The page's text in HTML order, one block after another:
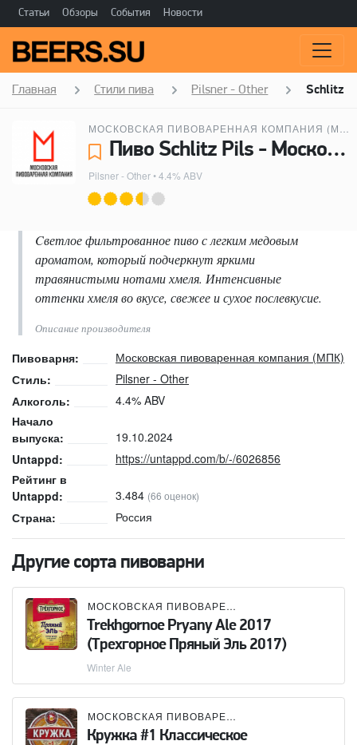
Статьи Обзоры События Новости
Главная Стили пива Pilsner - Other Schlitz
Пиво Schlitz Pils - Московская пивоваренная компания (МПК)
Pilsner - Other• 4.4% ABV
Cветлое фильтрованное пиво с легким медовым
ароматом, который подчеркнут яркими
травянистыми нотами хмеля. Интенсивные
оттенки хмеля во вкусе, свежее и сухое послевкусие.
Описание производителя
Пивоварня:
Московская пивоваренная компания (МПК)
Стиль:
Pilsner - Other
Алкоголь:
4.4% ABV
Начало
выпуска:
19.10.2024
Untappd:
https://untappd.com/b/-/6026856
Рейтинг в
Untappd:
3.484 (66 оценок)
Страна: Россия
Другие сорта пивоварни
МОСКОВСКАЯ ПИВОВАРЕННАЯ КОМПАНИЯ (МПК)
Trekhgornoe Pryany Ale 2017
(Трехгорное Пряный Эль 2017)
Winter Ale
МОСКОВСКАЯ ПИВОВАРЕННАЯ КОМПАНИЯ (МПК)
Кружка #1 Классическое